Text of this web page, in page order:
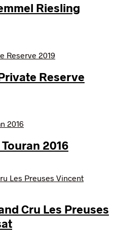
Riesling
kr..
Reserve
2016
Cru Les Preuses